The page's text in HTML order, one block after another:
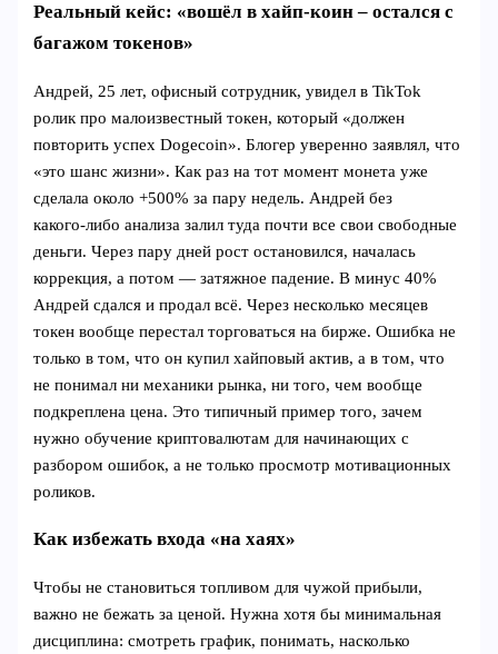
Реальный кейс: «вошёл в хайп‑коин – остался с
багажом токенов»
Андрей, 25 лет, офисный сотрудник, увидел в TikTok
ролик про малоизвестный токен, который «должен
повторить успех Dogecoin». Блогер уверенно заявлял, что
«это шанс жизни». Как раз на тот момент монета уже
сделала около +500% за пару недель. Андрей без
какого‑либо анализа залил туда почти все свои свободные
деньги. Через пару дней рост остановился, началась
коррекция, а потом — затяжное падение. В минус 40%
Андрей сдался и продал всё. Через несколько месяцев
токен вообще перестал торговаться на бирже. Ошибка не
только в том, что он купил хайповый актив, а в том, что
не понимал ни механики рынка, ни того, чем вообще
подкреплена цена. Это типичный пример того, зачем
нужно обучение криптовалютам для начинающих с
разбором ошибок, а не только просмотр мотивационных
роликов.
Как избежать входа «на хаях»
Чтобы не становиться топливом для чужой прибыли,
важно не бежать за ценой. Нужна хотя бы минимальная
дисциплина: смотреть график, понимать, насколько